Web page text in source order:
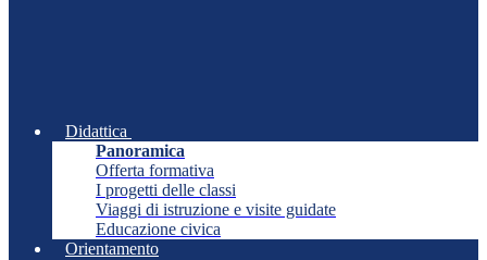
Didattica
Panoramica
Offerta formativa
I progetti delle classi
Viaggi di istruzione e visite guidate
Educazione civica
Orientamento